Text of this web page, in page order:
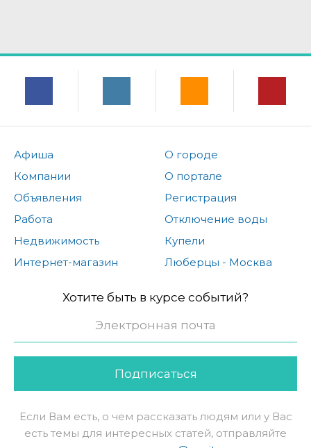
Афиша
Компании
Объявления
Работа
Недвижимость
Интернет-магазин
О городе
О портале
Регистрация
Отключение воды
Купели
Люберцы - Москва
Хотите быть в курсе событий?
Подписаться
Если Вам есть, о чем рассказать людям или у Вас
есть темы для интересных статей, отправляйте